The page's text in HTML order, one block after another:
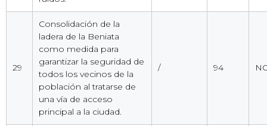
29
Consolidación de la
ladera de la Beniata
como medida para
garantizar la seguridad de
todos los vecinos de la
población al tratarse de
una vía de acceso
principal a la ciudad.
/ 94